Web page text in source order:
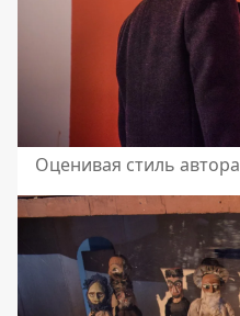
Оценивая стиль автора